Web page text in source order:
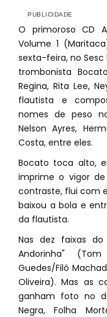
O primoroso CD
Volume 1
sexta-feira, no Sesc
trombonista
Regina, Rita Lee,
flautista e
nomes de peso
Nelson Ayres,
Costa, entre eles.
Bocato toca alto,
imprime o vigor
contraste, flui com
baixou a bola e
da flautista.
Nas dez faixas
Andorinha"
Guedes/Filó
Oliveira). Mas as
ganham foto no
Negra, Folha